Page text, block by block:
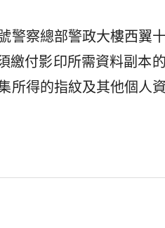
警察總部警政大樓西翼
付影印所需資料副本的
所得的指紋及其他個人